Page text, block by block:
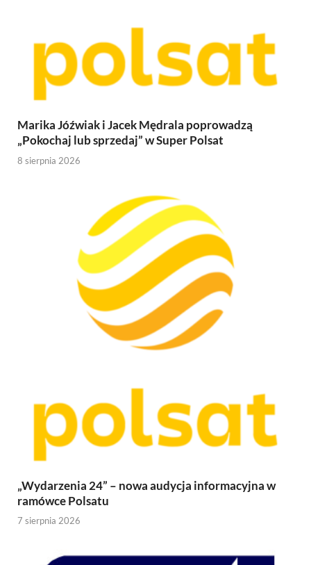
Marika Jóźwiak i Jacek Mędrala poprowadzą
„Pokochaj lub sprzedaj” w Super Polsat
8 sierpnia 2026
„Wydarzenia 24” – nowa audycja informacyjna w
ramówce Polsatu
7 sierpnia 2026